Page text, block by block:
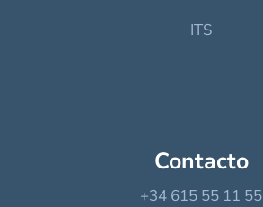
ITS
Contacto
+34 615 55 11 55